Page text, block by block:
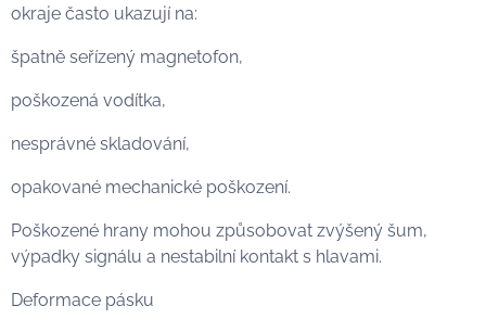
okraje často ukazují na:
špatně seřízený magnetofon,
poškozená vodítka,
nesprávné skladování,
opakované mechanické poškození.
Poškozené hrany mohou způsobovat zvýšený šum,
výpadky signálu a nestabilní kontakt s hlavami.
Deformace pásku